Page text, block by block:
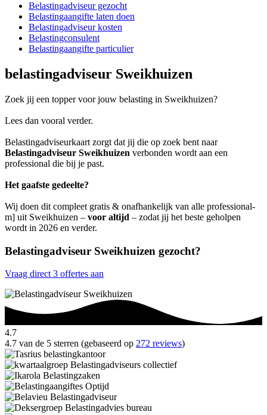
Belastingadviseur gezocht
Belastingaangifte laten doen
Belastingadviseur kosten
Belastingconsulent
Belastingaangifte particulier
belastingadviseur Sweikhuizen
Zoek jij een topper voor jouw belasting in Sweikhuizen?
Lees dan vooral verder.
Belastingadviseurkaart zorgt dat jij die op zoek bent naar
Belastingadviseur Sweikhuizen verbonden wordt aan een
professional die bij je past.
Het gaafste gedeelte?
Wij doen dit compleet gratis & onafhankelijk van alle professional-
m] uit Sweikhuizen – voor altijd – zodat jij het beste geholpen
wordt in 2026 en verder.
Belastingadviseur Sweikhuizen gezocht?
Vraag direct 3 offertes aan
4.7
4.7 van de 5 sterren (gebaseerd op 272 reviews)